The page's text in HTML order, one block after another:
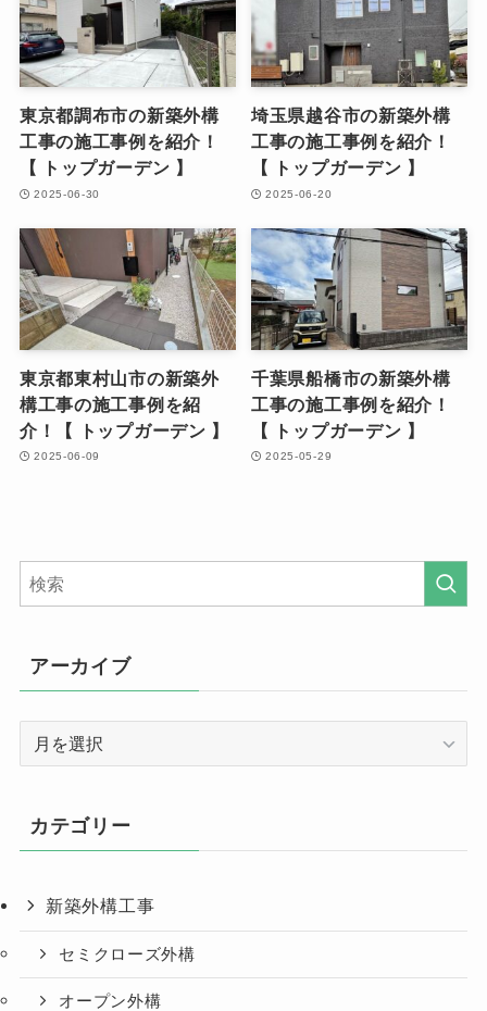
東京都調布市の新築外構
工事の施工事例を紹介！
【 トップガーデン 】
2025-06-30
埼玉県越谷市の新築外構
工事の施工事例を紹介！
【 トップガーデン 】
2025-06-20
東京都東村山市の新築外
構工事の施工事例を紹
介！【 トップガーデン 】
2025-06-09
千葉県船橋市の新築外構
工事の施工事例を紹介！
【 トップガーデン 】
2025-05-29
アーカイブ
ブ
カテゴリー
新築外構工事
セミクローズ外構
オープン外構